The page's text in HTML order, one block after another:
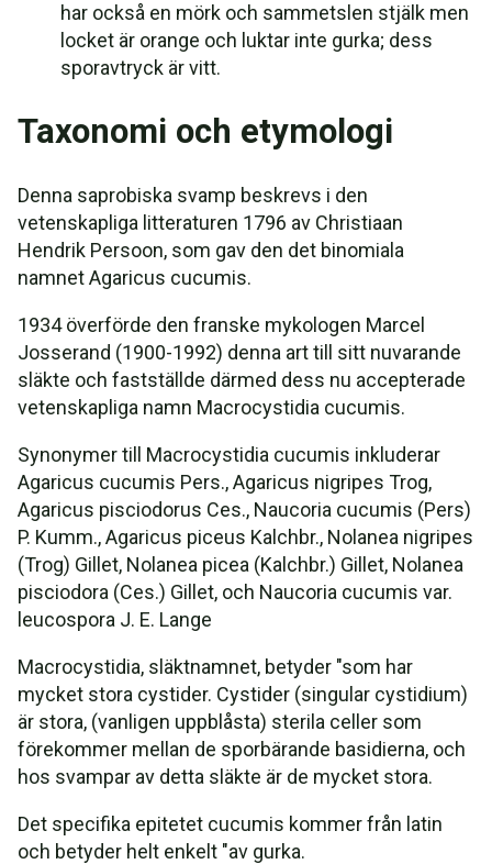
har också en mörk och sammetslen stjälk men
locket är orange och luktar inte gurka; dess
sporavtryck är vitt.
Taxonomi och etymologi
Denna saprobiska svamp beskrevs i den
vetenskapliga litteraturen 1796 av Christiaan
Hendrik Persoon, som gav den det binomiala
namnet Agaricus cucumis.
1934 överförde den franske mykologen Marcel
Josserand (1900-1992) denna art till sitt nuvarande
släkte och fastställde därmed dess nu accepterade
vetenskapliga namn Macrocystidia cucumis.
Synonymer till Macrocystidia cucumis inkluderar
Agaricus cucumis Pers., Agaricus nigripes Trog,
Agaricus pisciodorus Ces., Naucoria cucumis (Pers)
P. Kumm., Agaricus piceus Kalchbr., Nolanea nigripes
(Trog) Gillet, Nolanea picea (Kalchbr.) Gillet, Nolanea
pisciodora (Ces.) Gillet, och Naucoria cucumis var.
leucospora J. E. Lange
Macrocystidia, släktnamnet, betyder "som har
mycket stora cystider. Cystider (singular cystidium)
är stora, (vanligen uppblåsta) sterila celler som
förekommer mellan de sporbärande basidierna, och
hos svampar av detta släkte är de mycket stora.
Det specifika epitetet cucumis kommer från latin
och betyder helt enkelt "av gurka.